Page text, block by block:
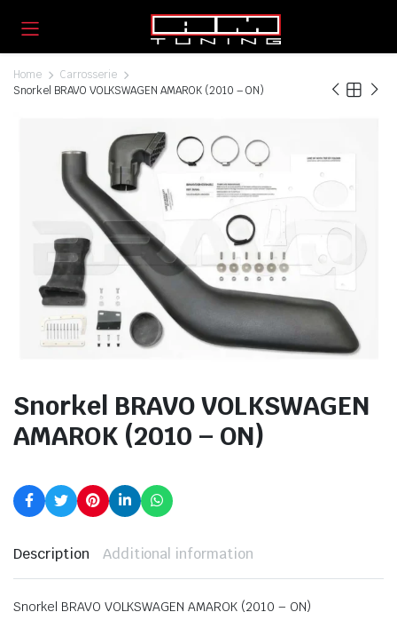
Home
Carrosserie
Snorkel BRAVO VOLKSWAGEN AMAROK (2010 – ON)
Snorkel BRAVO VOLKSWAGEN
AMAROK (2010 – ON)
Description Additional information
Snorkel BRAVO VOLKSWAGEN AMAROK (2010 – ON)